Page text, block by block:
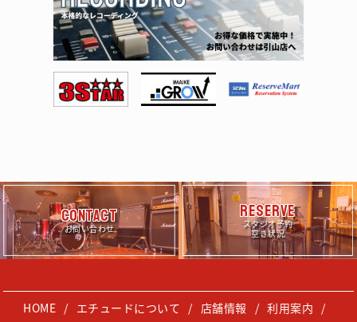
CONTACT
お問い合わせ
RESERVE
スタジオ予約
空き状況
HOME エチュードについて 店舗情報 利用案内